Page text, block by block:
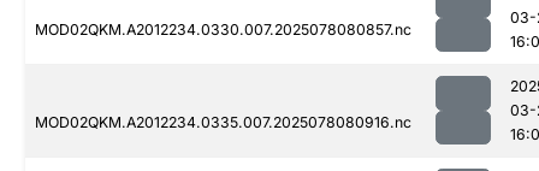
MOD02QKM.A2012234.0330.007.2025078080857.nc
03-
MOD02QKM.A2012234.0335.007.2025078080916.nc
03-